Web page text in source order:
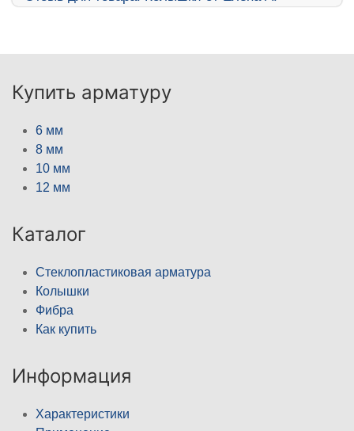
Купить арматуру
6 мм
8 мм
10 мм
12 мм
Каталог
Стеклопластиковая арматура
Колышки
Фибра
Как купить
Информация
Характеристики